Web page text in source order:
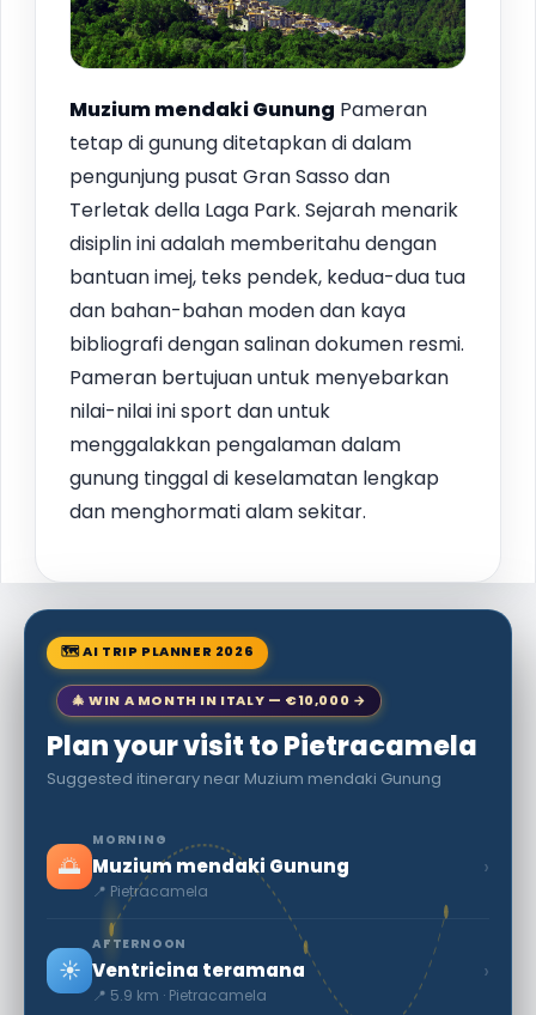
Muzium mendaki Gunung Pameran
tetap di gunung ditetapkan di dalam
pengunjung pusat Gran Sasso dan
Terletak della Laga Park. Sejarah menarik
disiplin ini adalah memberitahu dengan
bantuan imej, teks pendek, kedua-dua tua
dan bahan-bahan moden dan kaya
bibliografi dengan salinan dokumen resmi.
Pameran bertujuan untuk menyebarkan
nilai-nilai ini sport dan untuk
menggalakkan pengalaman dalam
gunung tinggal di keselamatan lengkap
dan menghormati alam sekitar.
🗺 AI TRIP PLANNER 2026
🎄 WIN A MONTH IN ITALY — €10,000 →
Plan your visit to Pietracamela
Suggested itinerary near Muzium mendaki Gunung
🌅
MORNING
Muzium mendaki Gunung
📍 Pietracamela
›
☀️
AFTERNOON
Ventricina teramana
📍 5.9 km · Pietracamela
›